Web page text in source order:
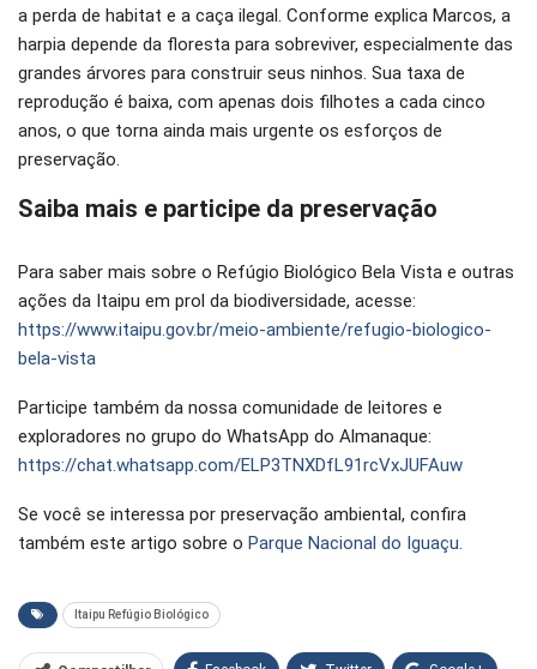
a perda de habitat e a caça ilegal. Conforme explica Marcos, a
harpia depende da floresta para sobreviver, especialmente das
grandes árvores para construir seus ninhos. Sua taxa de
reprodução é baixa, com apenas dois filhotes a cada cinco
anos, o que torna ainda mais urgente os esforços de
preservação.
Saiba mais e participe da preservação
Para saber mais sobre o Refúgio Biológico Bela Vista e outras
ações da Itaipu em prol da biodiversidade, acesse:
https://www.itaipu.gov.br/meio-ambiente/refugio-biologico-
bela-vista
Participe também da nossa comunidade de leitores e
exploradores no grupo do WhatsApp do Almanaque:
https://chat.whatsapp.com/ELP3TNXDfL91rcVxJUFAuw
Se você se interessa por preservação ambiental, confira
também este artigo sobre o Parque Nacional do Iguaçu.
Itaipu Refúgio Biológico